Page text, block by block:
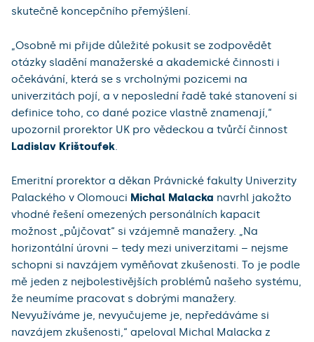
skutečně koncepčního přemýšlení.
„Osobně mi přijde důležité pokusit se zodpovědět
otázky sladění manažerské a akademické činnosti i
očekávání, která se s vrcholnými pozicemi na
univerzitách pojí, a v neposlední řadě také stanovení si
definice toho, co dané pozice vlastně znamenají,“
upozornil prorektor UK pro vědeckou a tvůrčí činnost
Ladislav Krištoufek.
Emeritní prorektor a děkan Právnické fakulty Univerzity
Palackého v Olomouci Michal Malacka navrhl jakožto
vhodné řešení omezených personálních kapacit
možnost „půjčovat“ si vzájemně manažery. „Na
horizontální úrovni – tedy mezi univerzitami – nejsme
schopni si navzájem vyměňovat zkušenosti. To je podle
mě jeden z nejbolestivějších problémů našeho systému,
že neumíme pracovat s dobrými manažery.
Nevyužíváme je, nevyučujeme je, nepředáváme si
navzájem zkušenosti,“ apeloval Michal Malacka z